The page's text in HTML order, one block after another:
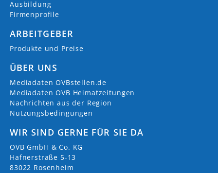
Ausbildung
Firmenprofile
ARBEITGEBER
Produkte und Preise
ÜBER UNS
Mediadaten OVBstellen.de
Mediadaten OVB Heimatzeitungen
Nachrichten aus der Region
Nutzungsbedingungen
WIR SIND GERNE FÜR SIE DA
OVB GmbH & Co. KG
Hafnerstraße 5-13
83022 Rosenheim